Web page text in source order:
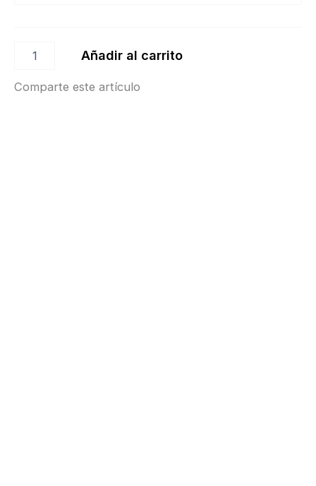
Añadir al carrito
Comparte este artículo